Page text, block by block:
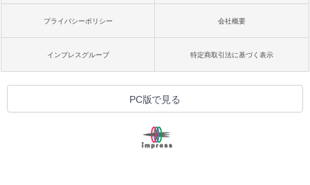
プライバシーポリシー 会社概要
インプレスグループ 特定商取引法に基づく表示
PC版で見る